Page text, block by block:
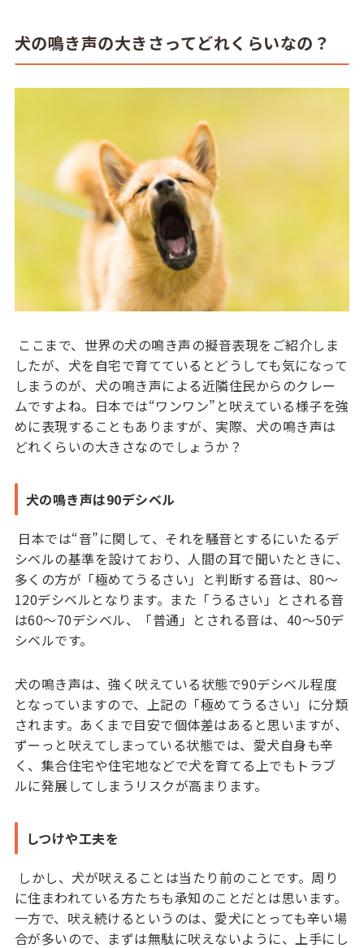
犬の鳴き声の大きさってどれくらいなの？
ここまで、世界の犬の鳴き声の擬音表現をご紹介しま
したが、犬を自宅で育てているとどうしても気になって
しまうのが、犬の鳴き声による近隣住民からのクレー
ムですよね。日本では“ワンワン”と吠えている様子を強
めに表現することもありますが、実際、犬の鳴き声は
どれくらいの大きさなのでしょうか？
犬の鳴き声は90デシベル
日本では“音”に関して、それを騒音とするにいたるデ
シベルの基準を設けており、人間の耳で聞いたときに、
多くの方が「極めてうるさい」と判断する音は、80〜
120デシベルとなります。また「うるさい」とされる音
は60〜70デシベル、「普通」とされる音は、40〜50デ
シベルです。
犬の鳴き声は、強く吠えている状態で90デシベル程度
となっていますので、上記の「極めてうるさい」に分類
されます。あくまで目安で個体差はあると思いますが、
ずーっと吠えてしまっている状態では、愛犬自身も辛
く、集合住宅や住宅地などで犬を育てる上でもトラブ
ルに発展してしまうリスクが高まります。
しつけや工夫を
しかし、犬が吠えることは当たり前のことです。周り
に住まわれている方たちも承知のことだとは思います。
一方で、吠え続けるというのは、愛犬にとっても辛い場
合が多いので、まずは無駄に吠えないように、上手にし